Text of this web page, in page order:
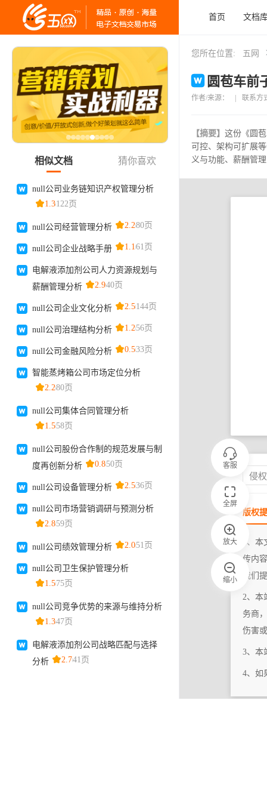
首页 文档
您所在位置: 五网
圆苞车前
作者/来源： 联系方
【摘要】 这份《圆
可控、架构可扩展
义与功能、薪酬管
客服
全屏
放大
缩小
侵
版权
1、
传内
我们
2、本
务商
伤害
3、本
4、如